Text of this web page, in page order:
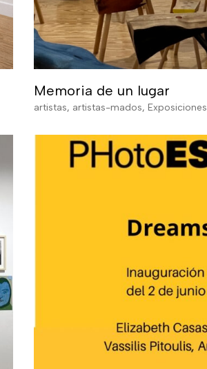
Memoria de un lugar
artistas, artistas-mados, Exposiciones